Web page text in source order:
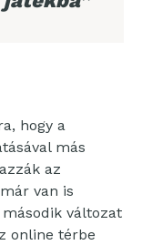
hogy a
más
az
van is
változat
online térbe